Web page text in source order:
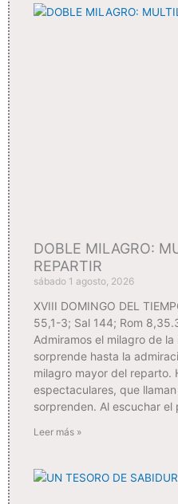
DOBLE MILAGRO:
REPARTIR
sábado 1 agosto, 2026
XVIII DOMINGO DEL
55,1-3; Sal 144; Rom
Admiramos el milagro de
sorprende hasta la
milagro mayor del reparto.
espectaculares, que
sorprenden. Al escuchar el
Leer más »